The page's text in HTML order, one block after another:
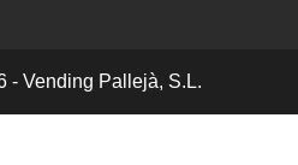
- Vending Pallejà, S.L.